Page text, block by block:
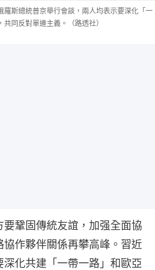
羅斯總統普京舉行會談，兩人均表示要深化「一
同反對單邊主義。（路透社）
鞏固傳統友誼，加强全面協
作夥伴關係再攀高峰。習近
化共建「一帶一路」和歐亞